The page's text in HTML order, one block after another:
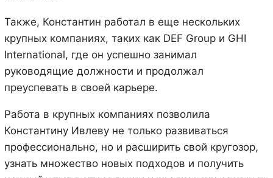
Также, Константин работал в еще нескольких
крупных компаниях, таких как DEF Group и GHI
International, где он успешно занимал
руководящие должности и продолжал
преуспевать в своей карьере.
Работа в крупных компаниях позволила
Константину Ивлеву не только развиваться
профессионально, но и расширить свой кругозор,
узнать множество новых подходов и получить